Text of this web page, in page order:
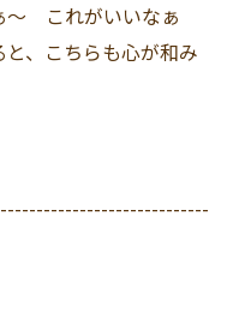
～ これがいいなぁ
、こちらも心が和み